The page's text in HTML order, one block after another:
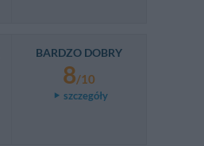
BARDZO DOBRY
8/10
szczegóły